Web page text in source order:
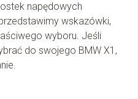
napędowych
wskazówki,
wyboru. Jeśli
do swojego BMW X1,